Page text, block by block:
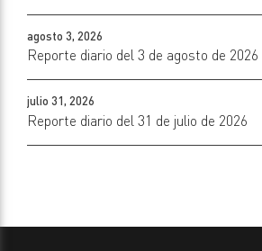
agosto 3, 2026
Reporte diario del 3 de agosto de 2026
julio 31, 2026
Reporte diario del 31 de julio de 2026